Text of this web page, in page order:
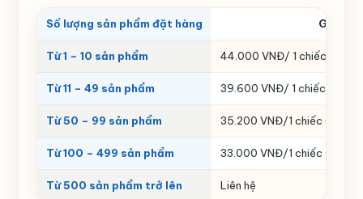
Số lượng sản phẩm đặt hàng Giá
Từ 1 – 10 sản phẩm 44.000 VNĐ/ 1 chiếc
Từ 11 – 49 sản phẩm 39.600 VNĐ/ 1 chiếc (Giảm
Từ 50 – 99 sản phẩm 35.200 VNĐ/1 chiếc (Giảm
Từ 100 – 499 sản phẩm 33.000 VNĐ/1 chiếc (Giảm
Từ 500 sản phẩm trở lên Liên hệ